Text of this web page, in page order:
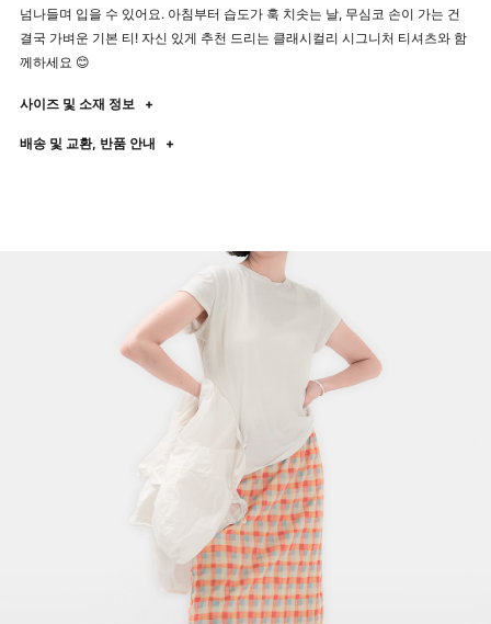
넘나들며 입을 수 있어요. 아침부터 습도가 훅 치솟는 날, 무심코 손이 가는 건
결국 가벼운 기본 티! 자신 있게 추천 드리는 클래시컬리 시그니처 티셔츠와 함
께하세요 😊
사이즈 및 소재 정보 +
배송 및 교환, 반품 안내 +